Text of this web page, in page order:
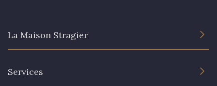
La Maison Stragier
Services